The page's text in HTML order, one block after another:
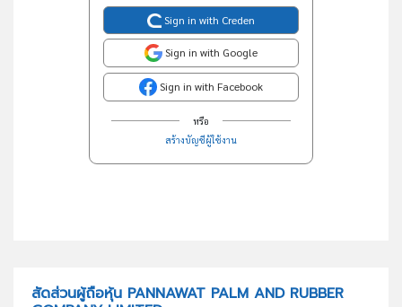
Sign in with Creden
Sign in with Google
Sign in with Facebook
หรือ
สร้างบัญชีผู้ใช้งาน
สัดส่วนผู้ถือหุ้น PANNAWAT PALM AND RUBBER